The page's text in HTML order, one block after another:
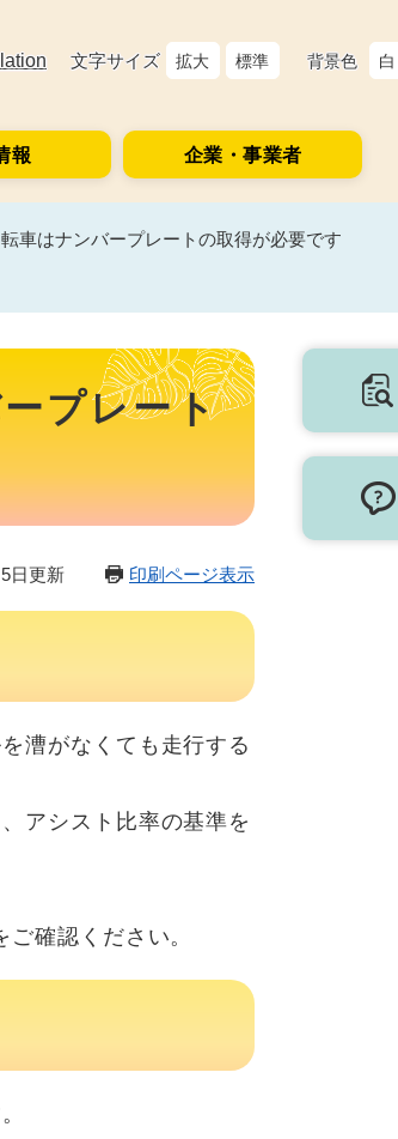
文字サイズ 拡大 標準 背景色 白
報 企業・事業者
車はナンバープレートの取得が必要です
プレート
日更新 印刷ページ表示
漕がなくても走行する
アシスト比率の基準を
確認ください。